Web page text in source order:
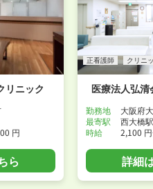
リニック
円
ら
正看護師 クリニ
医療法人弘清
勤務地
大阪府
最寄駅
西大橋駅
時給
2,100
詳細